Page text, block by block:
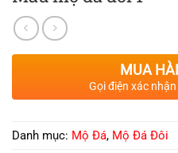
MUA
Gọi điện xác
Danh mục: Mộ Đá, Mộ Đá Đôi